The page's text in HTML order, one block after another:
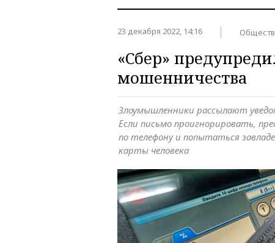
23 декабря 2022, 14:16
«Сбер»
мошенничества
Злоумышленники рассылают
Если письмо проигнорировать,
по телефону и попытаться
карты человека